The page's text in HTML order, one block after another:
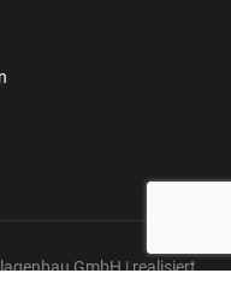
GmbH | realisiert